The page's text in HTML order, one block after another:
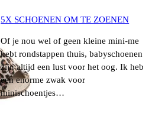
5X SCHOENEN OM TE ZOENEN
Of je nou wel of geen kleine mini-me
hebt rondstappen thuis, babyschoenen
zijn altijd een lust voor het oog. Ik heb
een enorme zwak voor
minischoentjes…